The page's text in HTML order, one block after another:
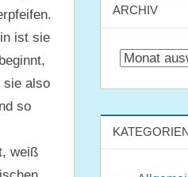
ist sie
sie also
so
weiß
ARCHIV
Archiv